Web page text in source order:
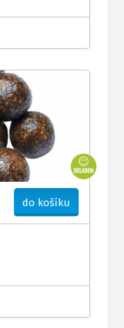
do košíku